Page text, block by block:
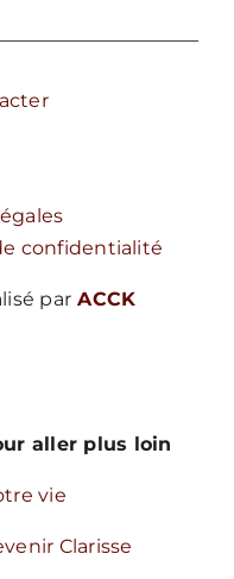
aller plus loin
vie
Clarisse
confidentialité
par ACCK